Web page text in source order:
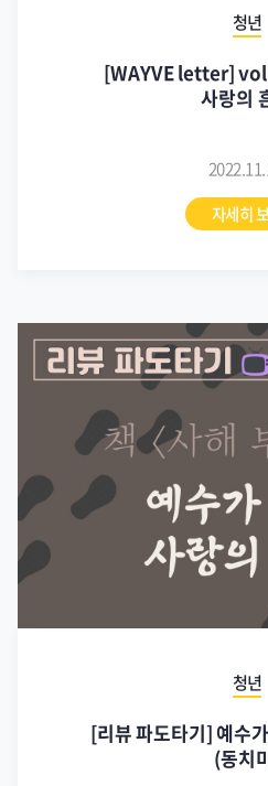
청년
[WAYVE letter]
사랑의
자세히
청년
[리뷰 파도타기] 예수
(동치